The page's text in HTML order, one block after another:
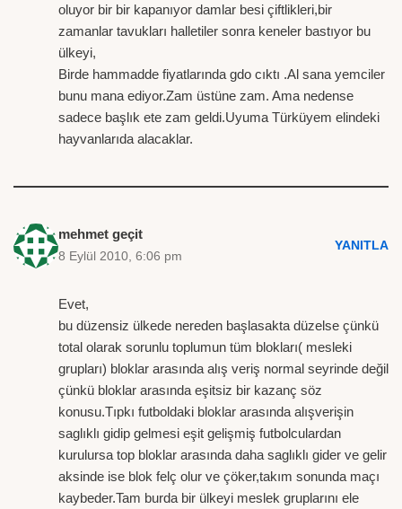
oluyor bir bir kapanıyor damlar besi çiftlikleri,bir
zamanlar tavukları halletiler sonra keneler bastıyor bu
ülkeyi,
Birde hammadde fiyatlarında gdo cıktı .Al sana yemciler
bunu mana ediyor.Zam üstüne zam. Ama nedense
sadece başlık ete zam geldi.Uyuma Türküyem elindeki
hayvanlarıda alacaklar.
mehmet geçit
8 Eylül 2010, 6:06 pm
YANITLA
Evet,
bu düzensiz ülkede nereden başlasakta düzelse çünkü
total olarak sorunlu toplumun tüm blokları( mesleki
grupları) bloklar arasında alış veriş normal seyrinde değil
çünkü bloklar arasında eşitsiz bir kazanç söz
konusu.Tıpkı futboldaki bloklar arasında alışverişin
saglıklı gidip gelmesi eşit gelişmiş futbolculardan
kurulursa top bloklar arasında daha saglıklı gider ve gelir
aksinde ise blok felç olur ve çöker,takım sonunda maçı
kaybeder.Tam burda bir ülkeyi meslek gruplarını ele